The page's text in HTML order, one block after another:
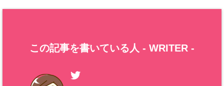
この記事を書いている人 - WRITER -